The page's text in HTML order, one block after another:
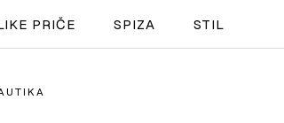
PRIČE SPIZA STIL